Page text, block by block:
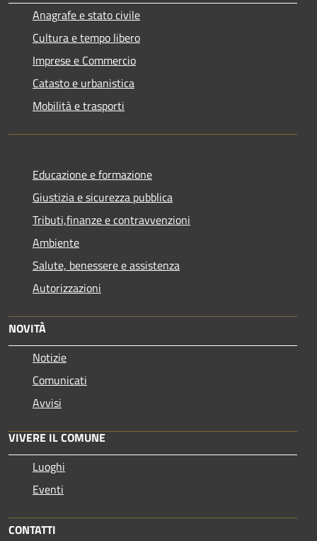
Anagrafe e stato civile
Cultura e tempo libero
Imprese e Commercio
Catasto e urbanistica
Mobilità e trasporti
Educazione e formazione
Giustizia e sicurezza pubblica
Tributi,finanze e contravvenzioni
Ambiente
Salute, benessere e assistenza
Autorizzazioni
NOVITÀ
Notizie
Comunicati
Avvisi
VIVERE IL COMUNE
Luoghi
Eventi
CONTATTI